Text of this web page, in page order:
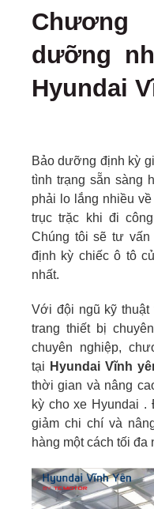
dưỡng
Hyundai
Bảo dưỡng định kỳ
tình trạng sẵn sàng
phải lo lắng nhiều
trục trặc khi đi
Chúng tôi sẽ tư
định kỳ chiếc ô tô
nhất.
Với đội ngũ kỹ
trang thiết bị
chuyên nghiệp,
tại Hyundai Vĩnh
thời gian và nâng
kỳ cho xe Hyundai
giảm chi chí và
hàng một cách tối đa